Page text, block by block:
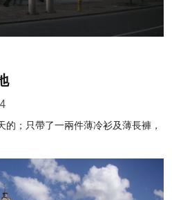
；只帶了一兩件薄冷衫及薄長褲，